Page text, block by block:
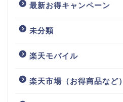
最新お得キャンペーン
未分類
楽天モバイル
楽天市場（お得商品など）